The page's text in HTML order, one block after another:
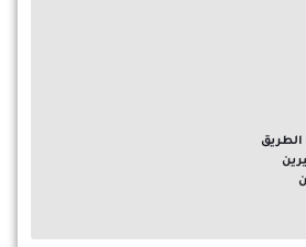
الطريق